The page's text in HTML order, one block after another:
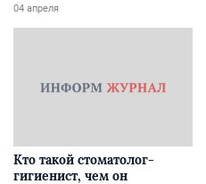
04 апреля
Кто такой стоматолог-
гигиенист, чем он